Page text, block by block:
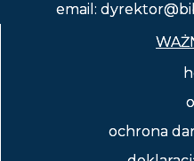
email:
ochrona